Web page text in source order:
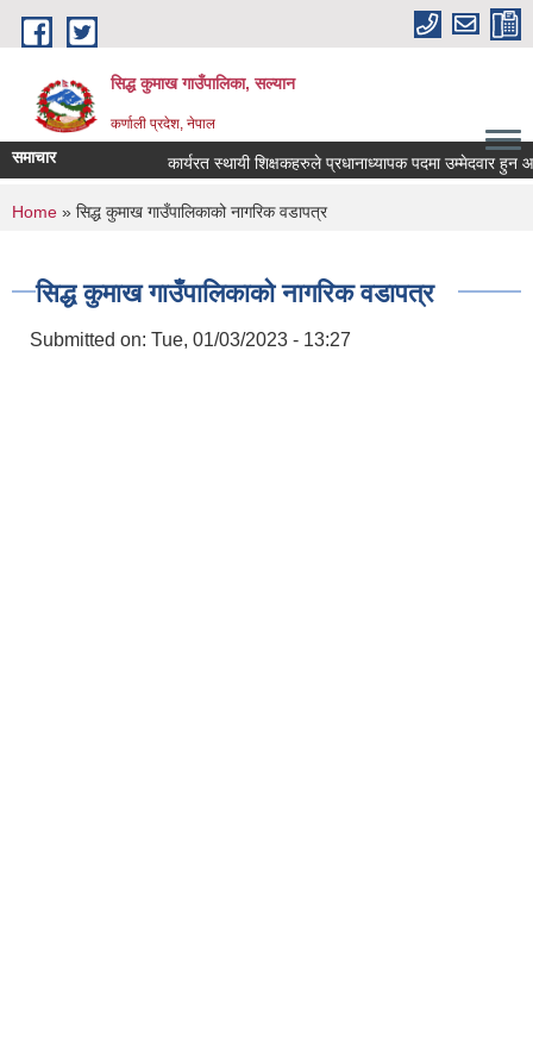
Skip to main content
सिद्ध कुमाख गाउँपालिका, सल्यान
कर्णाली प्रदेश, नेपाल
समाचार कार्यरत स्थायी शिक्षकहरुले प्रधानाध्यापक पदमा उम्मेदवार हुन
You are here
Home » सिद्ध कुमाख गाउँपालिकाको नागरिक वडापत्र
सिद्ध कुमाख गाउँपालिकाको नागरिक वडापत्र
Submitted on: Tue, 01/03/2023 - 13:27